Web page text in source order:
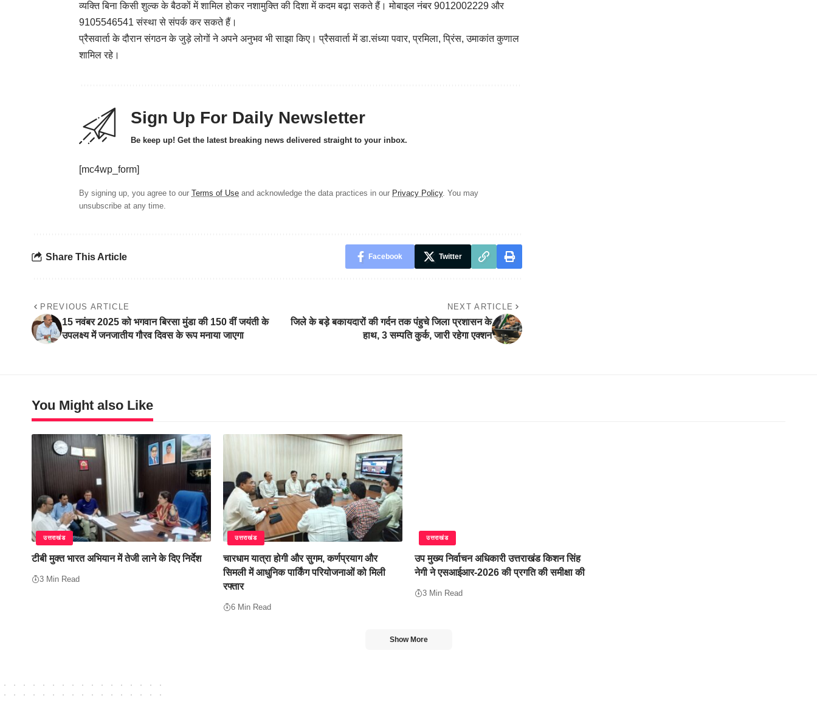
व्यक्ति बिना किसी शुल्क के बैठकों में शामिल होकर नशामुक्ति की दिशा में कदम बढ़ा सकते हैं। मोबाइल नंबर 9012002229 और
9105546541 संस्था से संपर्क कर सकते हैं।
प्रैसवार्ता के दौरान संगठन के जुड़े लोगों ने अपने अनुभव भी साझा किए। प्रैसवार्ता में डा.संध्या पवार, प्रमिला, प्रिंस, उमाकांत कुणाल
शामिल रहे।
Sign Up For Daily Newsletter
Be keep up! Get the latest breaking news delivered straight to your inbox.
[mc4wp_form]
By signing up, you agree to our Terms of Use and acknowledge the data practices in our Privacy Policy. You may
unsubscribe at any time.
Share This Article Facebook Twitter
PREVIOUS ARTICLE
15 नवंबर 2025 को भगवान बिरसा मुंडा की 150 वीं जयंती के
उपलक्ष्य में जनजातीय गौरव दिवस के रूप मनाया जाएगा
NEXT ARTICLE
जिले के बड़े बकायदारों की गर्दन तक पंहुचे जिला प्रशासन के
हाथ, 3 सम्पति कुर्क, जारी रहेगा एक्शन
You Might also Like
उत्तराखंड
टीबी मुक्त भारत अभियान में तेजी लाने के दिए निर्देश
3 Min Read
उत्तराखंड
चारधाम यात्रा होगी और सुगम, कर्णप्रयाग और
सिमली में आधुनिक पार्किंग परियोजनाओं को मिली
रफ्तार
6 Min Read
उत्तराखंड
उप मुख्य निर्वाचन अधिकारी उत्तराखंड किशन सिंह
नेगी ने एसआईआर-2026 की प्रगति की समीक्षा की
3 Min Read
Show More